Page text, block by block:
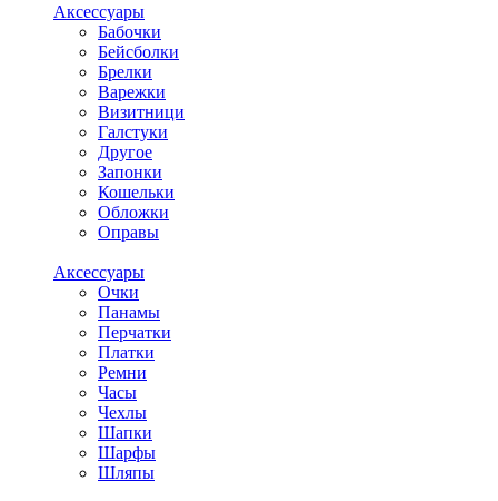
Аксессуары
Бабочки
Бейсболки
Брелки
Варежки
Визитници
Галстуки
Другое
Запонки
Кошельки
Обложки
Оправы
Аксессуары
Очки
Панамы
Перчатки
Платки
Ремни
Часы
Чехлы
Шапки
Шарфы
Шляпы